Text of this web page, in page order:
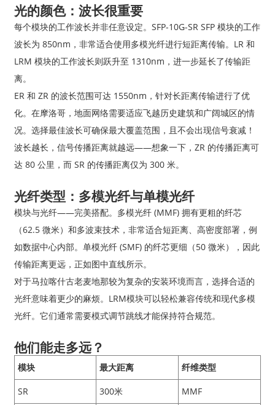
光的颜色：波长很重要
每个模块的工作波长并非任意设定。SFP-10G-SR SFP 模块的工作
波长为 850nm，非常适合使用多模光纤进行短距离传输。LR 和
LRM 模块的工作波长则跃升至 1310nm，进一步延长了传输距
离。
ER 和 ZR 的波长范围可达 1550nm，针对长距离传输进行了优
化。在摩洛哥，地面网络需要适应飞越历史建筑和广阔城区的情
况。选择最佳波长可确保最大覆盖范围，且不会出现信号衰减！
波长越长，信号传播距离就越远——想象一下，ZR 的传播距离可
达 80 公里，而 SR 的传播距离仅为 300 米。
光纤类型：多模光纤与单模光纤
模块与光纤——完美搭配。多模光纤 (MMF) 拥有更粗的纤芯
（62.5 微米）和多波束技术，非常适合短距离、高密度部署，例
如数据中心内部。单模光纤 (SMF) 的纤芯更细（50 微米），因此
传输距离更远，正如图中直线所示。
对于马拉喀什古老麦地那较为复杂的安装环境而言，选择合适的
光纤意味着更少的麻烦。LRM模块可以轻松兼容传统和现代多模
光纤。它们通常需要模式调节跳线才能保持符合规范。
他们能走多远？
模块 最大距离 纤维类型
SR 300米 MMF